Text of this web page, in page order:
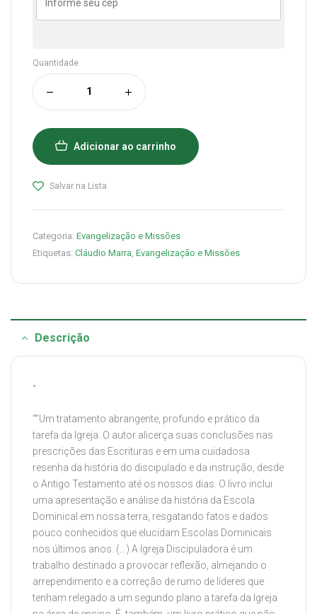
Quantidade
Adicionar ao carrinho
Salvar na Lista
Categoria: Evangelização e Missões
Etiquetas: Cláudio Marra Evangelização e Missões
Descrição
“
“”Um tratamento abrangente, profundo e prático da
tarefa da Igreja. O autor alicerça suas conclusões nas
prescrições das Escrituras e em uma cuidadosa
resenha da história do discipulado e da instrução, desde
o Antigo Testamento até os nossos dias. O livro inclui
uma apresentação e análise da história da Escola
Dominical em nossa terra, resgatando fatos e dados
pouco conhecidos que elucidam Escolas Dominicais
nos últimos anos. (…) A Igreja Discipuladora é um
trabalho destinado a provocar reflexão, almejando o
arrependimento e a correção de rumo de líderes que
tenham relegado a um segundo plano a tarefa da Igreja